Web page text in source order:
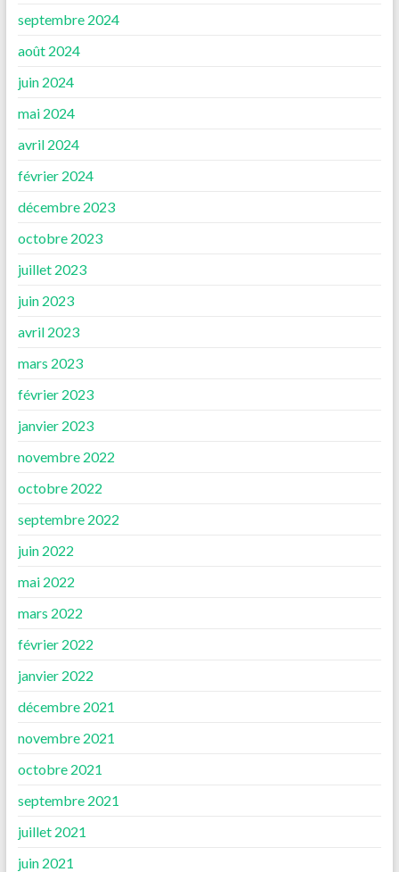
septembre 2024
août 2024
juin 2024
mai 2024
avril 2024
février 2024
décembre 2023
octobre 2023
juillet 2023
juin 2023
avril 2023
mars 2023
février 2023
janvier 2023
novembre 2022
octobre 2022
septembre 2022
juin 2022
mai 2022
mars 2022
février 2022
janvier 2022
décembre 2021
novembre 2021
octobre 2021
septembre 2021
juillet 2021
juin 2021